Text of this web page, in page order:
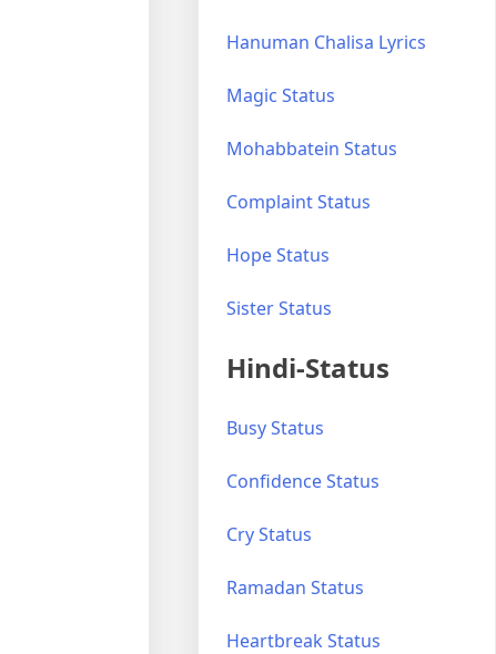
Hanuman Chalisa Lyrics
Magic Status
Mohabbatein Status
Complaint Status
Hope Status
Sister Status
Hindi-Status
Busy Status
Confidence Status
Cry Status
Ramadan Status
Heartbreak Status